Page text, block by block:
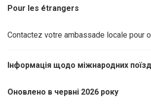
Pour les étrangers
Contactez votre ambassade locale pour
Інформація щодо міжнародних
Оновлено в червні 2026 року